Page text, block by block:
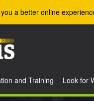
a better online
and Training Look for